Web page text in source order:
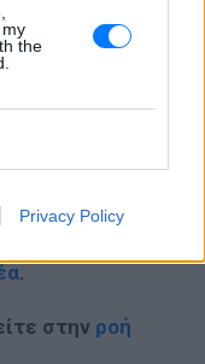
the
Privacy Policy
.
στην ροή